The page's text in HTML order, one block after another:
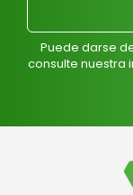
Puede darse
consulte nuestra